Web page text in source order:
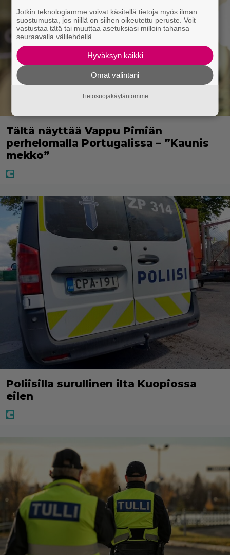
Tältä näyttää Vappu Pimiän
perhelomalla Portugalissa – ”Kaunis
mekko”
Poliisilla surullinen ilta Kuopiossa
eilen
Jotkin teknologiamme voivat käsitellä tietoja myös ilman
suostumusta, jos niillä on siihen oikeutettu peruste. Voit
vastustaa tätä tai muuttaa asetuksiasi milloin tahansa
seuraavalla välilehdellä.
Hyväksyn kaikki
Omat valintani
Tietosuojakäytäntömme